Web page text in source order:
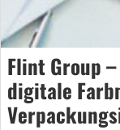
Flint Group
digitale